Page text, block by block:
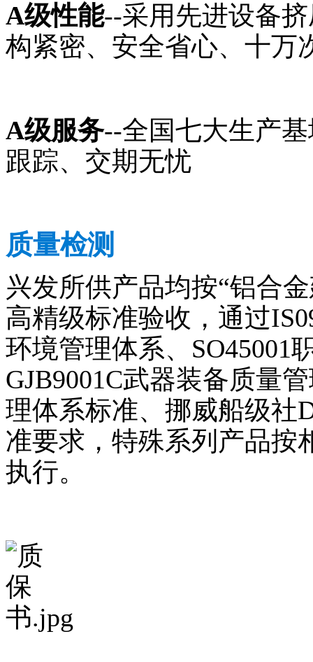
A级性能--采用先进设备
构紧密、安全省心、十万
A级服务--全国七大生产
跟踪、交期无忧
质量检测
兴发所供产品均按“铝合
高精级标准验收，通过
环境管理体系、SO45001
GJB9001C武器装备质量
理体系标准、挪威船级社
准要求，特殊系列产品按
执行。